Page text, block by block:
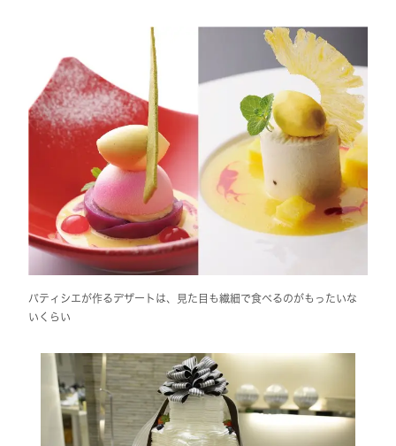
パティシエが作るデザートは、見た目も繊細で食べるのがもったいな
いくらい